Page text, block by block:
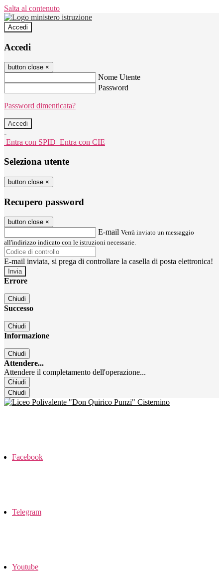
Salta al contenuto
Accedi
Accedi
button close ×
Nome Utente
Password
Password dimenticata?
-
Entra con SPID Entra con CIE
Seleziona utente
button close ×
Recupero password
button close ×
E-mail Verrà inviato un messaggio
all'indirizzo indicato con le istruzioni necessarie.
E-mail inviata, si prega di controllare la casella di posta elettronica!
Errore
Chiudi
Successo
Chiudi
Informazione
Chiudi
Attendere...
Attendere il completamento dell'operazione...
Chiudi
Chiudi
Facebook
Telegram
Youtube